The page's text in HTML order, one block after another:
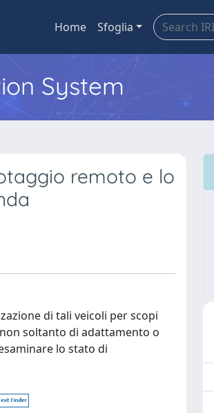
Home Sfoglia
System
remoto e lo
di tali veicoli per scopi
soltanto di adattamento o
lo stato di